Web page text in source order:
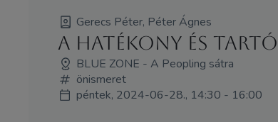
Gerecs Péter, Péter Ágnes
A hatékony és
BLUE ZONE - A Peopling sátra
önismeret
péntek, 2024-06-28., 14:30 - 16:00